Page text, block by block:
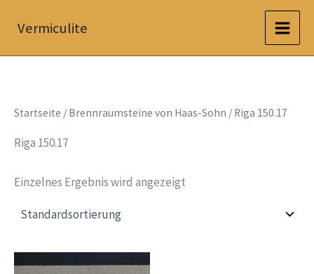
InhaltVermiculite
Startseite / Brennraumsteine von Haas-Sohn / Riga 150.17
Riga 150.17
Einzelnes Ergebnis wird angezeigt